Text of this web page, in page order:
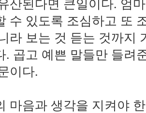
산된다면 큰일이다. 엄
수 있도록 조심하고 또
라 보는 것 듣는 것까지
. 곱고 예쁜 말들만 들려
이다.
마음과 생각을 지켜야